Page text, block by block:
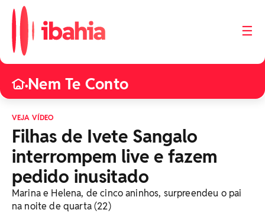
☰
•Nem Te Conto
VEJA VÍDEO
Filhas de Ivete Sangalo
interrompem live e fazem
pedido inusitado
Marina e Helena, de cinco aninhos, surpreendeu o pai
na noite de quarta (22)